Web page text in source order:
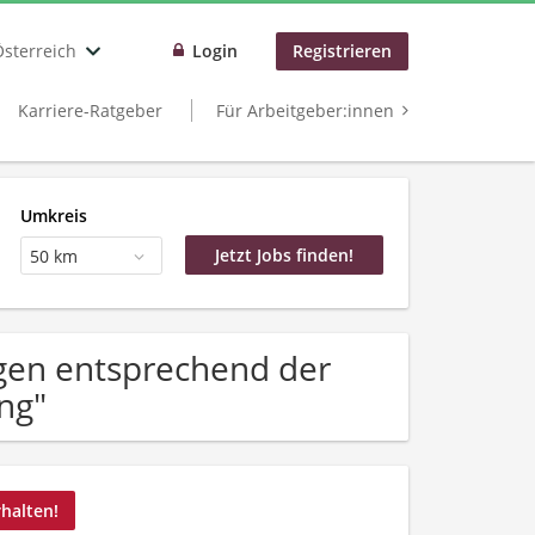
Login Registrieren
Karriere-Ratgeber Für Arbeitgeber:innen
Umkreis
50 km
entsprechend der